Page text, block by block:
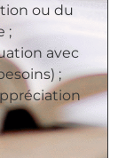
ou du
;
avec
;